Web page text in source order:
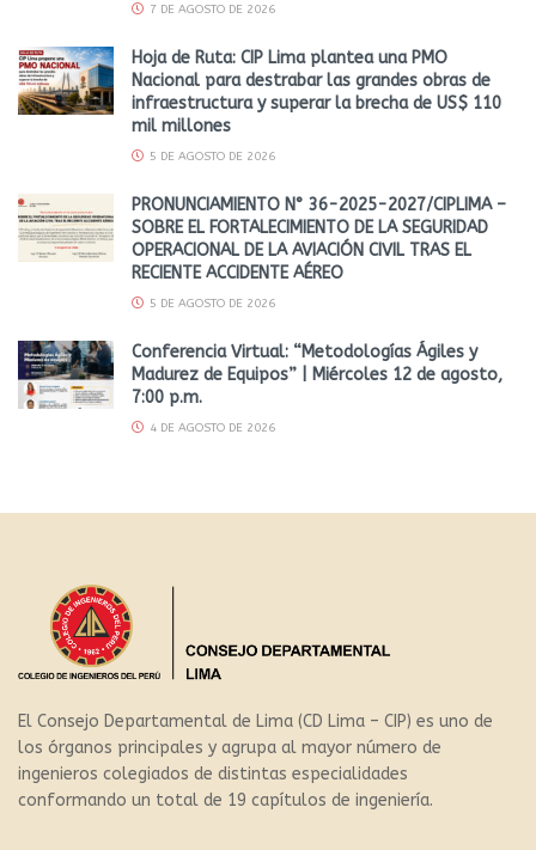
7 DE AGOSTO DE 2026
Hoja de Ruta: CIP Lima plantea una PMO
Nacional para destrabar las grandes obras de
infraestructura y superar la brecha de US$ 110
mil millones
5 DE AGOSTO DE 2026
PRONUNCIAMIENTO N° 36-2025-2027/CIPLIMA –
SOBRE EL FORTALECIMIENTO DE LA SEGURIDAD
OPERACIONAL DE LA AVIACIÓN CIVIL TRAS EL
RECIENTE ACCIDENTE AÉREO
5 DE AGOSTO DE 2026
Conferencia Virtual: “Metodologías Ágiles y
Madurez de Equipos” | Miércoles 12 de agosto,
7:00 p.m.
4 DE AGOSTO DE 2026
El Consejo Departamental de Lima (CD Lima – CIP) es uno de
los órganos principales y agrupa al mayor número de
ingenieros colegiados de distintas especialidades
conformando un total de 19 capítulos de ingeniería.